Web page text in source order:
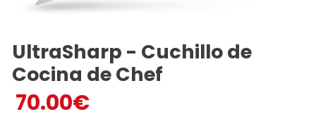
UltraSharp - Cuchillo de
Cocina de Chef
70.00€